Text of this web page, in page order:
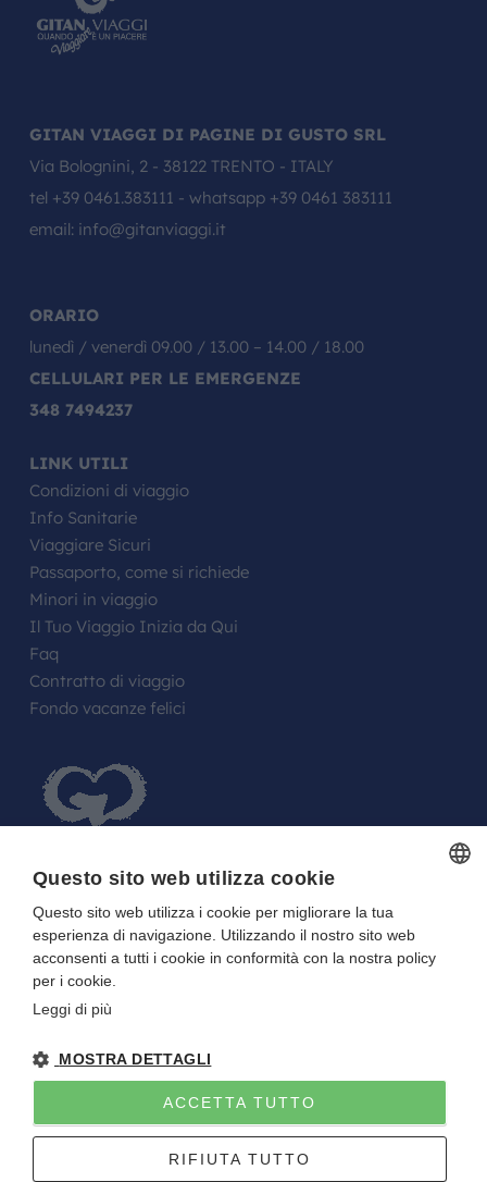
GITAN VIAGGI DI PAGINE DI GUSTO SRL
Via Bolognini, 2 - 38122 TRENTO - ITALY
tel +39 0461.383111 - whatsapp +39 0461 383111
email: info@gitanviaggi.it
ORARIO
lunedì / venerdì 09.00 / 13.00 – 14.00 / 18.00
CELLULARI PER LE EMERGENZE
348 7494237
LINK UTILI
Condizioni di viaggio
Info Sanitarie
Viaggiare Sicuri
Passaporto, come si richiede
Minori in viaggio
Il Tuo Viaggio Inizia da Qui
Faq
Contratto di viaggio
Fondo vacanze felici
FARE UN REGALO AGLI SPOSI O A UN
FESTEGGIATO?
La tua Lista in Viaggio…
Gitan viaggiNOTE LEGALI-PRIVACY- DIRETTIVA UE 2015/2032
P.I. E C.F. 01922670227 - CAPITALE SOCIALE I.V. 10.000 EURO
Questo sito web utilizza cookie
Questo sito web utilizza i cookie per migliorare la tua
esperienza di navigazione. Utilizzando il nostro sito web
acconsenti a tutti i cookie in conformità con la nostra policy
per i cookie.
Leggi di più
MOSTRA DETTAGLI
ACCETTA TUTTO
RIFIUTA TUTTO